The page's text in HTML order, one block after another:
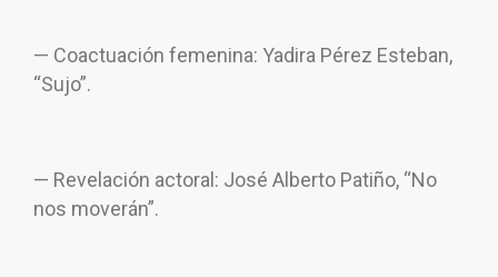
— Coactuación femenina: Yadira Pérez Esteban,
“Sujo”.
— Revelación actoral: José Alberto Patiño, “No
nos moverán”.